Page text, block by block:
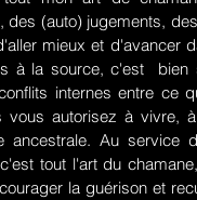
des (auto) jugements,
mieux et d'avancer
à la source, c'est
internes entre ce
autorisez à vivre,
ancestrale. Au service
tout l'art du
la guérison et